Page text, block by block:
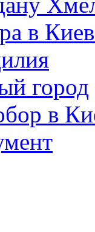
в
город
в